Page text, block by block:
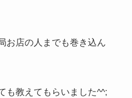
お店の人までも巻き込ん
も教えてもらいました^^;